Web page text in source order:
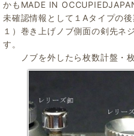
かもMADE IN
未確認情報として１Aタイプの後
１）巻き上げノブ側面の剣先ネ
す。
ノブを外したら枚数計盤・枚